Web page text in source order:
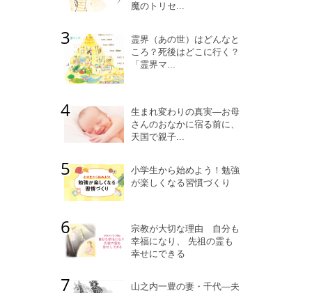
魔のトリセ...
霊界（あの世）はどんなと
ころ？死後はどこに行く？
「霊界マ...
生まれ変わりの真実―お母
さんのおなかに宿る前に、
天国で親子...
小学生から始めよう！勉強
が楽しくなる習慣づくり
宗教が大切な理由 自分も
幸福になり、 先祖の霊も
幸せにできる
山之内一豊の妻・千代―夫